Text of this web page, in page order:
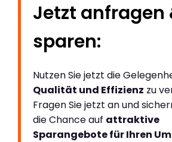
Jetzt anfragen
sparen:
Nutzen Sie jetzt die
Qualität und Effizienz zu
Fragen Sie jetzt an und
die Chance auf attraktive
Sparangebote für Ihren